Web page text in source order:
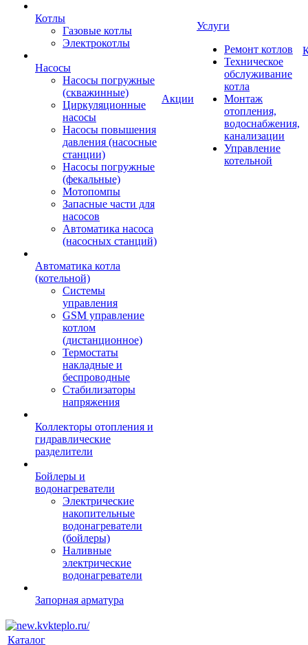
Котлы
Газовые котлы
Электрокотлы
Насосы
Насосы погружные
(скважинные)
Циркуляционные
насосы
Насосы повышения
давления (насосные
станции)
Насосы погружные
(фекальные)
Мотопомпы
Запасные части для
насосов
Автоматика насоса
(насосных станций)
Автоматика котла
(котельной)
Системы
управления
GSM управление
котлом
(дистанционное)
Термостаты
накладные и
беспроводные
Стабилизаторы
напряжения
Коллекторы отопления и
гидравлические
разделители
Бойлеры и
водонагреватели
Электрические
накопительные
водонагреватели
(бойлеры)
Наливные
электрические
водонагреватели
Запорная арматура
Акции
Услуги
Ремонт котлов
Техническое
обслуживание
котла
Монтаж
отопления,
водоснабжения,
канализации
Управление
котельной
Каталог